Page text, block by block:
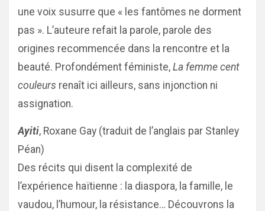
une voix susurre que « les fantômes ne dorment
pas ». L’auteure refait la parole, parole des
origines recommencée dans la rencontre et la
beauté. Profondément féministe, La femme cent
couleurs renaît ici ailleurs, sans injonction ni
assignation.
Ayiti, Roxane Gay (traduit de l’anglais par Stanley
Péan)
Des récits qui disent la complexité de
l’expérience haïtienne : la diaspora, la famille, le
vaudou, l’humour, la résistance… Découvrons la